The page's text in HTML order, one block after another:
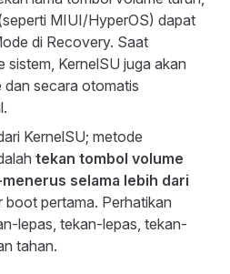
MIUI/HyperOS) dapat
di Recovery. Saat
sistem, KernelSU juga akan
secara otomatis
KernelSU; metode
tekan tombol volume
selama lebih dari
boot pertama. Perhatikan
lepas, tekan-lepas, tekan-
tahan.